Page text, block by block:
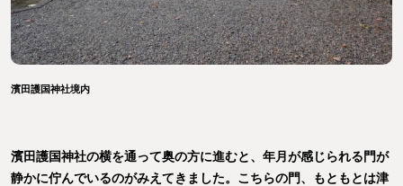
濱田護国神社境内
濱田護国神社の横を通って奥の方に進むと、年月が感じられる門が
静かに佇んでいるのがみえてきました。こちらの門、もともとは津